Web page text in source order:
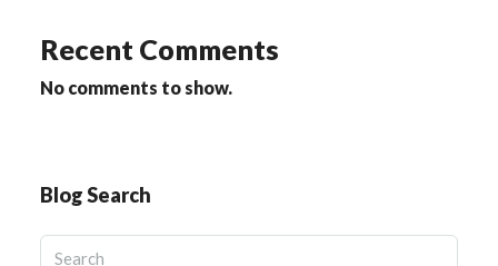
Recent Comments
No comments to show.
Blog Search